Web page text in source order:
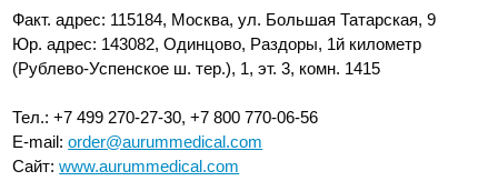
Факт. адрес: 115184, Москва, ул. Большая Татарская, 9
Юр. адрес: 143082, Одинцово, Раздоры, 1­й километр
(Рублево­-Успенское ш. тер.), 1, эт. 3, комн. 14­15
Тел.: +7 499 270-27-30, +7 800 770-06-56
E-mail:order@aurummedical.com
Сайт:www.aurummedical.com